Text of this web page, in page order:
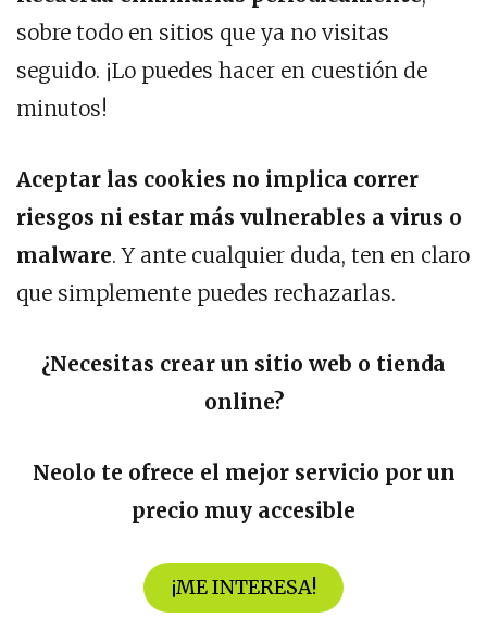
sobre todo en sitios que ya no visitas
seguido. ¡Lo puedes hacer en cuestión de
minutos!
Aceptar las cookies no implica correr
riesgos ni estar más vulnerables a virus o
malware. Y ante cualquier duda, ten en claro
que simplemente puedes rechazarlas.
¿Necesitas crear un sitio web o tienda
online?
Neolo te ofrece el mejor servicio por un
precio muy accesible
¡ME INTERESA!